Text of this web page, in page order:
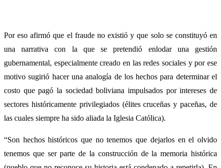
Por eso afirmó que el fraude no existió y que solo se constituyó en
una narrativa con la que se pretendió enlodar una gestión
gubernamental, especialmente creado en las redes sociales y por ese
motivo sugirió hacer una analogía de los hechos para determinar el
costo que pagó la sociedad boliviana impulsados por intereses de
sectores históricamente privilegiados (élites cruceñas y paceñas, de
las cuales siempre ha sido aliada la Iglesia Católica).
“Son hechos históricos que no tenemos que dejarlos en el olvido
tenemos que ser parte de la construcción de la memoria histórica